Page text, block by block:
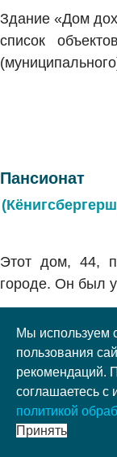
Здание «Дом
список
Пансионат
Этот дом, 44,
городе. Он был
лавка, на
Густава
название.
Сейчас на
местное
Мы используем
пользования
рекомендаций.
соглашаетесь с
политикой
Принять